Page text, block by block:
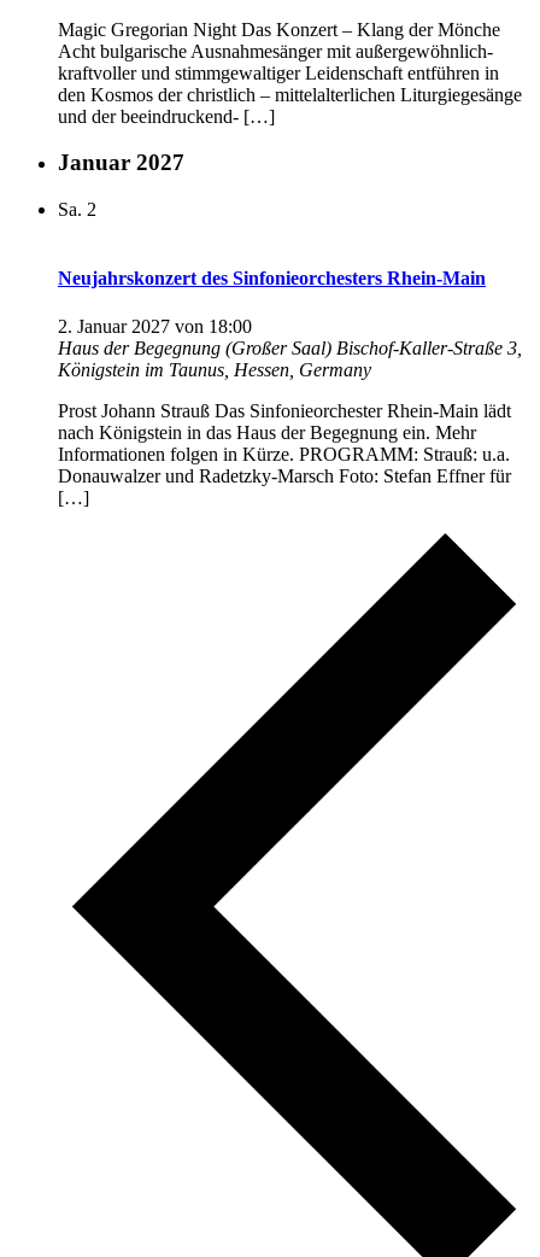
Magic Gregorian Night Das Konzert – Klang der Mönche
Acht bulgarische Ausnahmesänger mit außergewöhnlich-
kraftvoller und stimmgewaltiger Leidenschaft entführen in
den Kosmos der christlich – mittelalterlichen Liturgiegesänge
und der beeindruckend- […]
Januar 2027
Sa. 2
Neujahrskonzert des Sinfonieorchesters Rhein-Main
2. Januar 2027 von 18:00
Haus der Begegnung (Großer Saal) Bischof-Kaller-Straße 3,
Königstein im Taunus, Hessen, Germany
Prost Johann Strauß Das Sinfonieorchester Rhein-Main lädt
nach Königstein in das Haus der Begegnung ein. Mehr
Informationen folgen in Kürze. PROGRAMM: Strauß: u.a.
Donauwalzer und Radetzky-Marsch Foto: Stefan Effner für
[…]